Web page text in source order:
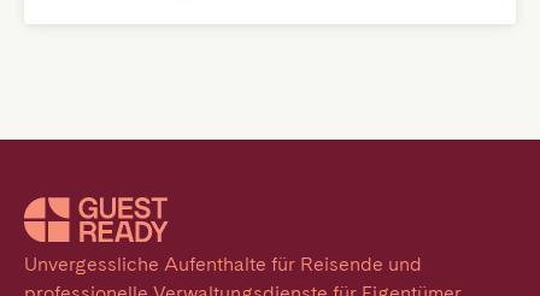
Unvergessliche Aufenthalte für Reisende und